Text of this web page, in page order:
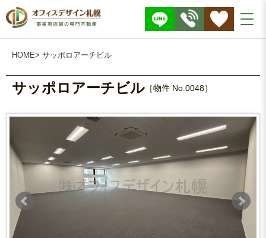
株
式
会
F
E
HOME> サッポロアーチビル
サッポロアーチビル ［物件 No.0048］